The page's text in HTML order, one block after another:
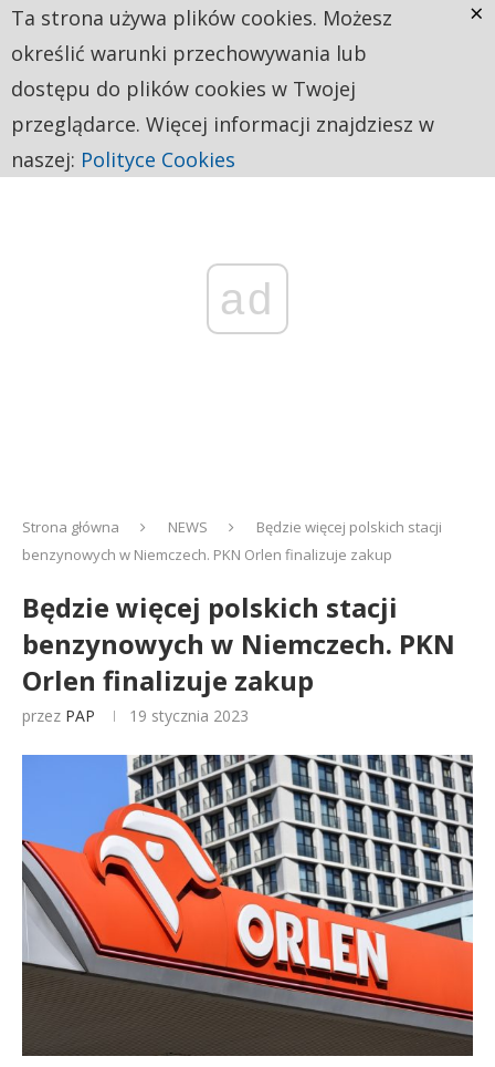
ad
Strona główna NEWS
Będzie więcej polskich stacji
benzynowych w Niemczech. PKN Orlen finalizuje zakup
Będzie więcej polskich stacji
benzynowych w Niemczech. PKN
Orlen finalizuje zakup
przez PAP 19 stycznia 2023
Ta strona używa plików cookies. Możesz
określić warunki przechowywania lub
dostępu do plików cookies w Twojej
przeglądarce. Więcej informacji znajdziesz w
naszej: Polityce Cookies
×